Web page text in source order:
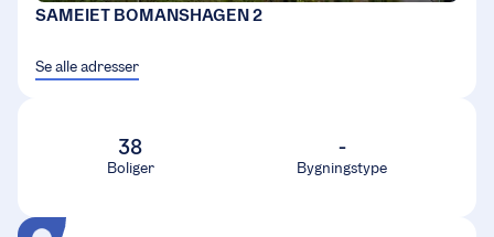
SAMEIET BOMANSHAGEN 2
Se alle adresser
38
Boliger
-
Bygningstype